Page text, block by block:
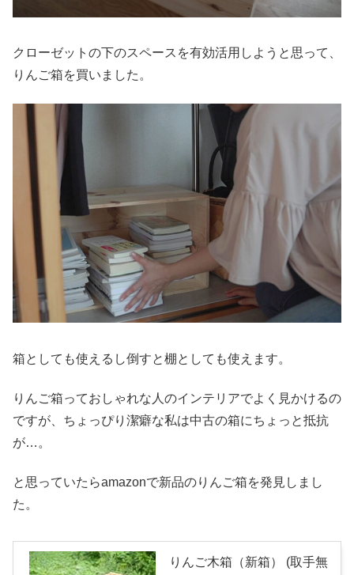
クローゼットの下のスペースを有効活用しようと思って、
りんご箱を買いました。
箱としても使えるし倒すと棚としても使えます。
りんご箱っておしゃれな人のインテリアでよく見かけるの
ですが、ちょっぴり潔癖な私は中古の箱にちょっと抵抗
が…。
と思っていたらamazonで新品のりんご箱を発見しまし
た。
りんご木箱（新箱） (取手無